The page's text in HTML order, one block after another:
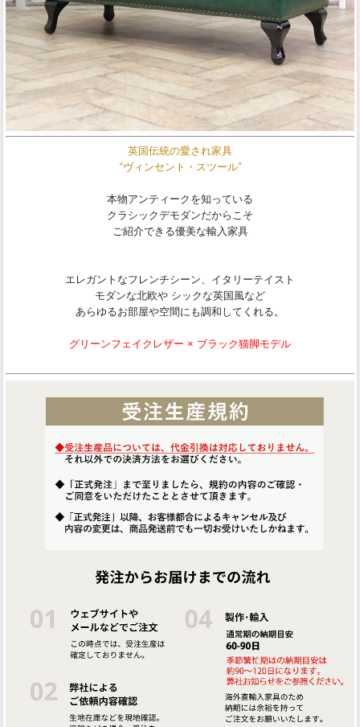
英国伝統の愛され家具
“ヴィンセント・スツール”
本物アンティークを知っている
クラシックデモダンだからこそ
ご紹介できる優美な輸入家具
エレガントなフレンチシーン、イタリーテイスト
モダンな北欧や シックな英国風など
あらゆるお部屋や空間にも調和してくれる。
グリーンフェイクレザー × ブラック猫脚モデル